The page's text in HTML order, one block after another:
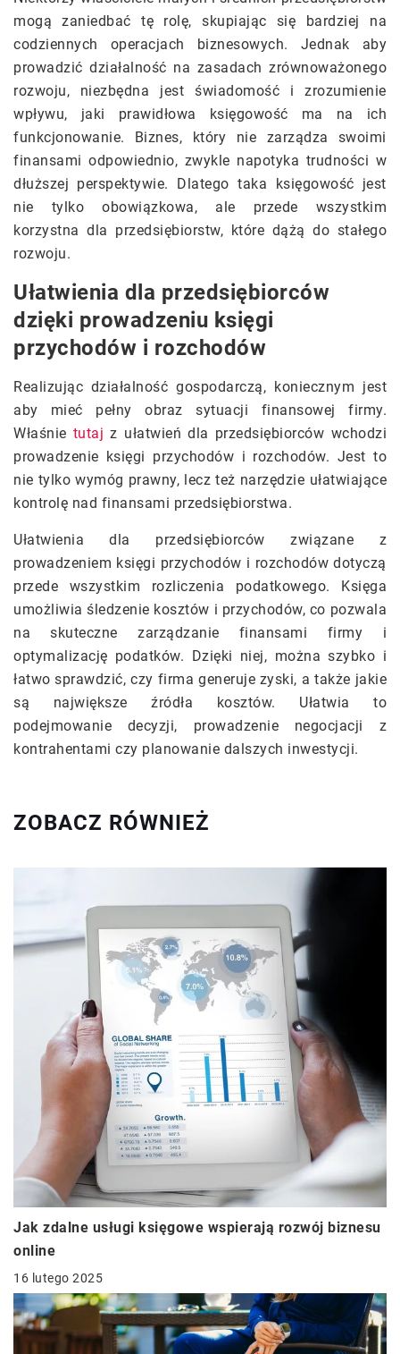
mogą zaniedbać tę rolę, skupiając się bardziej na
codziennych operacjach biznesowych. Jednak aby
prowadzić działalność na zasadach zrównoważonego
rozwoju, niezbędna jest świadomość i zrozumienie
wpływu, jaki prawidłowa księgowość ma na ich
funkcjonowanie. Biznes, który nie zarządza swoimi
finansami odpowiednio, zwykle napotyka trudności w
dłuższej perspektywie. Dlatego taka księgowość jest
nie tylko obowiązkowa, ale przede wszystkim
korzystna dla przedsiębiorstw, które dążą do stałego
rozwoju.
Ułatwienia dla przedsiębiorców
dzięki prowadzeniu księgi
przychodów i rozchodów
Realizując działalność gospodarczą, koniecznym jest
aby mieć pełny obraz sytuacji finansowej firmy.
Właśnie tutaj z ułatwień dla przedsiębiorców wchodzi
prowadzenie księgi przychodów i rozchodów. Jest to
nie tylko wymóg prawny, lecz też narzędzie ułatwiające
kontrolę nad finansami przedsiębiorstwa.
Ułatwienia dla przedsiębiorców związane z
prowadzeniem księgi przychodów i rozchodów dotyczą
przede wszystkim rozliczenia podatkowego. Księga
umożliwia śledzenie kosztów i przychodów, co pozwala
na skuteczne zarządzanie finansami firmy i
optymalizację podatków. Dzięki niej, można szybko i
łatwo sprawdzić, czy firma generuje zyski, a także jakie
są największe źródła kosztów. Ułatwia to
podejmowanie decyzji, prowadzenie negocjacji z
kontrahentami czy planowanie dalszych inwestycji.
ZOBACZ RÓWNIEŻ
Jak zdalne usługi księgowe wspierają rozwój biznesu
online
16 lutego 2025